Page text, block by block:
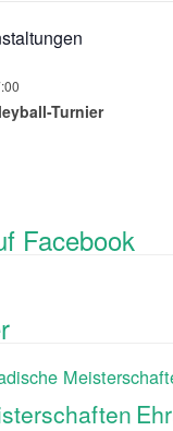
Turnier
Facebook